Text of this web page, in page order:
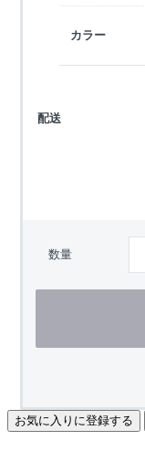
カラー
配送
数量
お気に入りに登録する